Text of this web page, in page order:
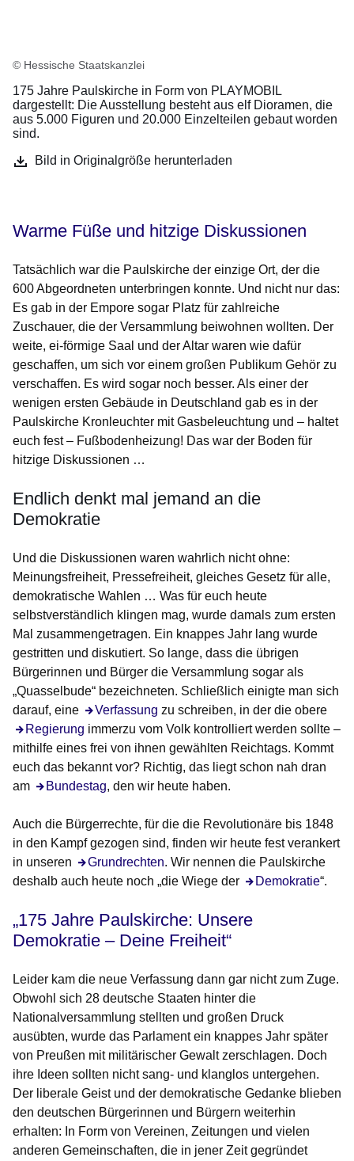
© Hessische Staatskanzlei
175 Jahre Paulskirche in Form von PLAYMOBIL
dargestellt: Die Ausstellung besteht aus elf Dioramen, die
aus 5.000 Figuren und 20.000 Einzelteilen gebaut worden
sind.
Bild in Originalgröße herunterladen
Warme Füße und hitzige Diskussionen
Tatsächlich war die Paulskirche der einzige Ort, der die
600 Abgeordneten unterbringen konnte. Und nicht nur das:
Es gab in der Empore sogar Platz für zahlreiche
Zuschauer, die der Versammlung beiwohnen wollten. Der
weite, ei-förmige Saal und der Altar waren wie dafür
geschaffen, um sich vor einem großen Publikum Gehör zu
verschaffen. Es wird sogar noch besser. Als einer der
wenigen ersten Gebäude in Deutschland gab es in der
Paulskirche Kronleuchter mit Gasbeleuchtung und – haltet
euch fest – Fußbodenheizung! Das war der Boden für
hitzige Diskussionen …
Endlich denkt mal jemand an die
Demokratie
Und die Diskussionen waren wahrlich nicht ohne:
Meinungsfreiheit, Pressefreiheit, gleiches Gesetz für alle,
demokratische Wahlen … Was für euch heute
selbstverständlich klingen mag, wurde damals zum ersten
Mal zusammengetragen. Ein knappes Jahr lang wurde
gestritten und diskutiert. So lange, dass die übrigen
Bürgerinnen und Bürger die Versammlung sogar als
„Quasselbude“ bezeichneten. Schließlich einigte man sich
darauf, eine
Verfassung
Öffnet sich in einem neuen Fenster
zu schreiben, in der die obere
Regierung
Öffnet sich in einem neuen Fenster
immerzu vom Volk kontrolliert werden sollte –
mithilfe eines frei von ihnen gewählten Reichtags. Kommt
euch das bekannt vor? Richtig, das liegt schon nah dran
am
Bundestag
Öffnet sich in einem neuen Fenster
, den wir heute haben.
Auch die Bürgerrechte, für die die Revolutionäre bis 1848
in den Kampf gezogen sind, finden wir heute fest verankert
in unseren
Grundrechten
Öffnet sich in einem neuen Fenster
. Wir nennen die Paulskirche
deshalb auch heute noch „die Wiege der
Demokratie
Öffnet sich in“.
„175 Jahre Paulskirche: Unsere
Demokratie – Deine Freiheit“
Leider kam die neue Verfassung dann gar nicht zum Zuge.
Obwohl sich 28 deutsche Staaten hinter die
Nationalversammlung stellten und großen Druck
ausübten, wurde das Parlament ein knappes Jahr später
von Preußen mit militärischer Gewalt zerschlagen. Doch
ihre Ideen sollten nicht sang- und klanglos untergehen.
Der liberale Geist und der demokratische Gedanke blieben
den deutschen Bürgerinnen und Bürgern weiterhin
erhalten: In Form von Vereinen, Zeitungen und vielen
anderen Gemeinschaften, die in jener Zeit gegründet